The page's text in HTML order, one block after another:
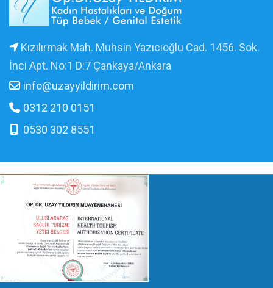
Kızılırmak Mah. Muhsin Yazıcıoğlu Cad. 1456. Sok.
İnci Apt. No:1 D:7 Çankaya/Ankara
info@uzayyildirim.com
0312 210 0151
0530 302 8551